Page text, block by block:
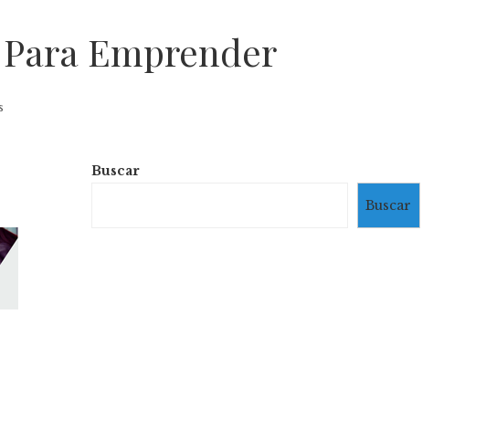
Emprender
Buscar
Buscar